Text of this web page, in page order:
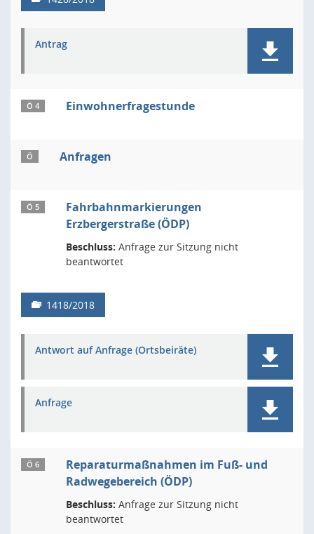
Antrag
Ö 4 Einwohnerfragestunde
Ö Anfragen
Ö 5
Fahrbahnmarkierungen
Erzbergerstraße (ÖDP)
Beschluss: Anfrage zur Sitzung nicht
beantwortet
1418/2018
Antwort auf Anfrage (Ortsbeiräte)
Anfrage
Ö 6
Reparaturmaßnahmen im Fuß- und
Radwegebereich (ÖDP)
Beschluss: Anfrage zur Sitzung nicht
beantwortet